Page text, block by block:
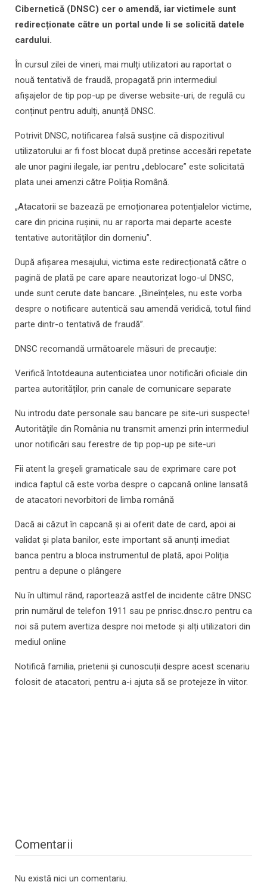
Cibernetică (DNSC) cer o amendă, iar victimele sunt
redirecționate către un portal unde li se solicită datele
cardului.
În cursul zilei de vineri, mai mulți utilizatori au raportat o
nouă tentativă de fraudă, propagată prin intermediul
afișajelor de tip pop-up pe diverse website-uri, de regulă cu
conținut pentru adulți, anunță DNSC.
Potrivit DNSC, notificarea falsă susține că dispozitivul
utilizatorului ar fi fost blocat după pretinse accesări repetate
ale unor pagini ilegale, iar pentru „deblocare” este solicitată
plata unei amenzi către Poliția Română.
„Atacatorii se bazează pe emoționarea potențialelor victime,
care din pricina rușinii, nu ar raporta mai departe aceste
tentative autorităților din domeniu”.
După afișarea mesajului, victima este redirecționată către o
pagină de plată pe care apare neautorizat logo-ul DNSC,
unde sunt cerute date bancare. „Bineînțeles, nu este vorba
despre o notificare autentică sau amendă veridică, totul fiind
parte dintr-o tentativă de fraudă”.
DNSC recomandă următoarele măsuri de precauție:
Verifică întotdeauna autenticiatea unor notificări oficiale din
partea autorităților, prin canale de comunicare separate
Nu introdu date personale sau bancare pe site-uri suspecte!
Autoritățile din România nu transmit amenzi prin intermediul
unor notificări sau ferestre de tip pop-up pe site-uri
Fii atent la greșeli gramaticale sau de exprimare care pot
indica faptul că este vorba despre o capcană online lansată
de atacatori nevorbitori de limba română
Dacă ai căzut în capcană și ai oferit date de card, apoi ai
validat și plata banilor, este important să anunți imediat
banca pentru a bloca instrumentul de plată, apoi Poliția
pentru a depune o plângere
Nu în ultimul rând, raportează astfel de incidente către DNSC
prin numărul de telefon 1911 sau pe pnrisc.dnsc.ro pentru ca
noi să putem avertiza despre noi metode și alți utilizatori din
mediul online
Notifică familia, prietenii și cunoscuții despre acest scenariu
folosit de atacatori, pentru a-i ajuta să se protejeze în viitor.
Comentarii
Nu există nici un comentariu.